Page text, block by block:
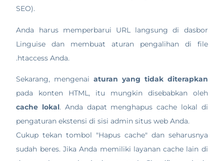
SEO).
Anda harus memperbarui URL langsung di dasbor
Linguise dan membuat aturan pengalihan di file
.htaccess Anda.
Sekarang, mengenaiaturan yang tidak diterapkan
pada konten HTML, itu mungkin disebabkan oleh
cache lokal. Anda dapat menghapus cache lokal di
pengaturan ekstensi di sisi admin situs web Anda.
Cukup tekan tombol "Hapus cache" dan seharusnya
sudah beres. Jika Anda memiliki layanan cache lain di